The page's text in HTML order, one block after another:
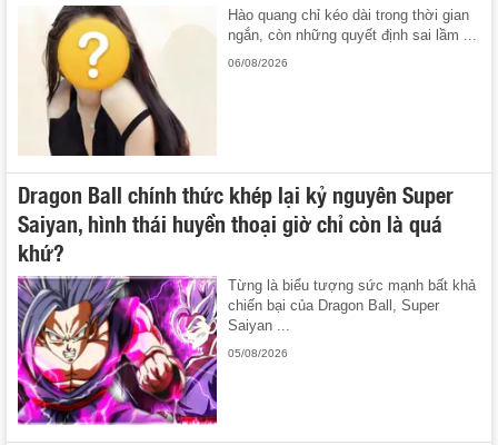
Hào quang chỉ kéo dài trong thời gian
ngắn, còn những quyết định sai lầm ...
06/08/2026
Dragon Ball chính thức khép lại kỷ nguyên Super
Saiyan, hình thái huyền thoại giờ chỉ còn là quá
khứ?
Từng là biểu tượng sức mạnh bất khả
chiến bại của Dragon Ball, Super
Saiyan ...
05/08/2026